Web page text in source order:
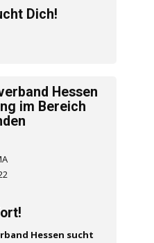
Dich!
Hessen
im Bereich
Hessen sucht